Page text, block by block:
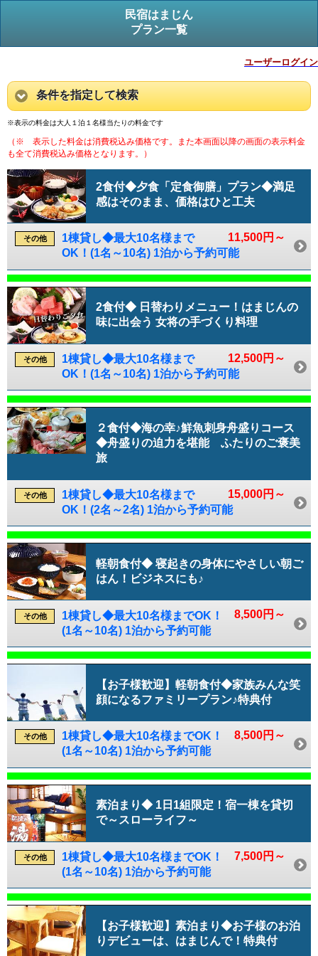
民宿はまじん
プラン一覧
ユーザーログイン
条件を指定して検索
※表示の料金は大人１泊１名様当たりの料金です
（※ 表示した料金は消費税込み価格です。また本画面以降の画面の表示料金
も全て消費税込み価格となります。）
2食付◆夕食「定食御膳」プラン◆満足
感はそのまま、価格はひと工夫
11,500円～
その他
1棟貸し◆最大10名様まで
OK！(1名～10名) 1泊から予約可能
2食付◆ 日替わりメニュー！はまじんの
味に出会う 女将の手づくり料理
12,500円～
その他
1棟貸し◆最大10名様まで
OK！(1名～10名) 1泊から予約可能
２食付◆海の幸♪鮮魚刺身舟盛りコース
◆舟盛りの迫力を堪能 ふたりのご褒美
旅
15,000円～
その他
1棟貸し◆最大10名様まで
OK！(2名～2名) 1泊から予約可能
軽朝食付◆ 寝起きの身体にやさしい朝ご
はん！ビジネスにも♪
8,500円～
その他
1棟貸し◆最大10名様までOK！
(1名～10名) 1泊から予約可能
【お子様歓迎】軽朝食付◆家族みんな笑
顔になるファミリープラン♪特典付
8,500円～
その他
1棟貸し◆最大10名様までOK！
(1名～10名) 1泊から予約可能
素泊まり◆ 1日1組限定！宿一棟を貸切
で～スローライフ～
7,500円～
その他
1棟貸し◆最大10名様までOK！
(1名～10名) 1泊から予約可能
【お子様歓迎】素泊まり◆お子様のお泊
りデビューは、はまじんで！特典付